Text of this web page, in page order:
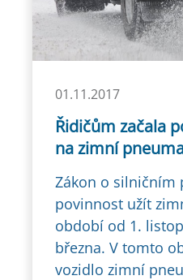
01.11.2017
Řidičům začala
na zimní
Zákon o silničním
povinnost užít
období od 1.
března. V tomto
vozidlo zimní